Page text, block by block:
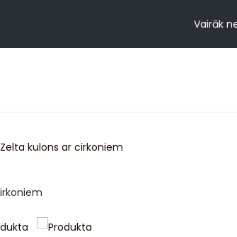
Vairāk
Zelta kulons ar cirkoniem